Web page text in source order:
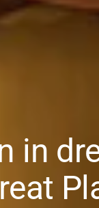
in